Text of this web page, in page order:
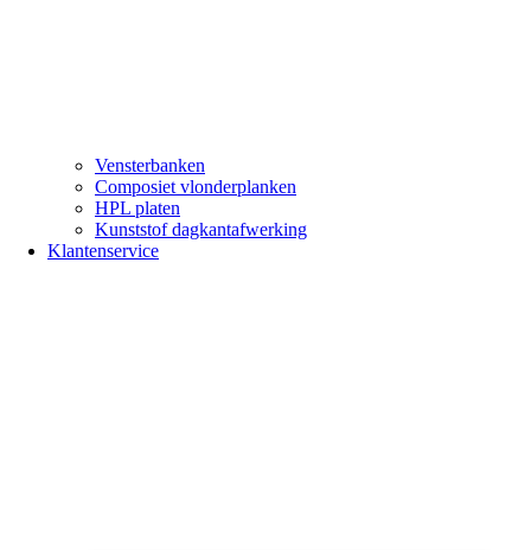
Vensterbanken
Composiet vlonderplanken
HPL platen
Kunststof dagkantafwerking
Klantenservice